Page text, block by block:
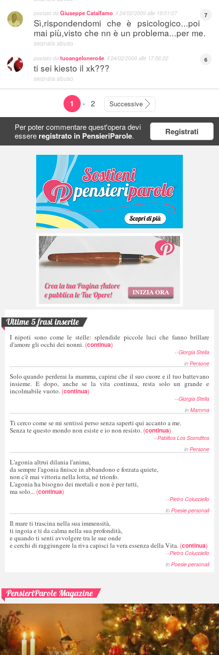
7
postato daGiuseppe Catalfamo , il24/02/2009 alle 19:51:07
Sì,rispondendomi che è psicologico...poi
mai più,visto che nn è un problema...per me.
segnala abuso
6
postato datuoangelonero4e , il24/02/2009 alle 17:56:22
ti sei kiesto il xk???
segnala abuso
1 - 2 Successive
Per poter commentare quest'opera devi
essere registrato in PensieriParole. Registrati
Ultime 5 frasi inserite
I nipoti sono come le stelle: splendide piccole luci che fanno brillare
d'amore gli occhi dei nonni. (continua)
--Giorgia Stella
in Persone
Solo quando perderai la mamma, capirai che il suo cuore e il tuo battevano
insieme. E dopo, anche se la vita continua, resta solo un grande e
incolmabile vuoto. (continua)
--Giorgia Stella
in Mamma
Ti cerco come se mi sentissi perso senza saperti qui accanto a me.
Senza te questo mondo non esiste e io non resisto. (continua)
--Pablitos Los Sconditos
in Persone
L'agonia altrui dilania l'anima,
da sempre l'agonia finisce in abbandono e forzata quiete,
non c'è mai vittoria nella lotta, né trionfo.
L'agonia ha bisogno dei mortali e non è per tutti,
ma solo... (continua)
--Pietro Colucciello
in Poesie personali
Il mare ti trascina nella sua immensità,
ti ingoia e ti da calma nella sua profondità,
e quando ti senti avvolgere tra le sue onde
e cerchi di raggiungere la riva capisci la vera essenza della Vita. (continua)
--Pietro Colucciello
in Poesie personali
PensieriParole Magazine